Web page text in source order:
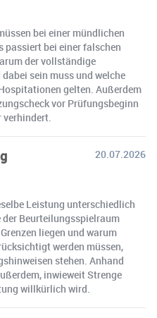
bei einer mündlichen
passiert bei einer falschen
der vollständige
sein muss und welche
gelten. Außerdem
vor Prüfungsbeginn
verhindert.
20.07.2026
Leistung unterschiedlich
der Beurteilungsspielraum
liegen und warum
werden müssen,
stehen. Anhand
inwieweit Strenge
willkürlich wird.